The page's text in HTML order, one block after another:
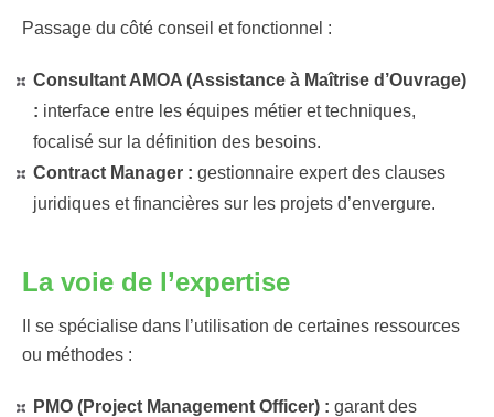
Passage du côté conseil et fonctionnel :
Consultant AMOA (Assistance à Maîtrise d’Ouvrage)
: interface entre les équipes métier et techniques,
focalisé sur la définition des besoins.
Contract Manager : gestionnaire expert des clauses
juridiques et financières sur les projets d’envergure.
La voie de l’expertise
Il se spécialise dans l’utilisation de certaines ressources
ou méthodes :
PMO (Project Management Officer) : garant des